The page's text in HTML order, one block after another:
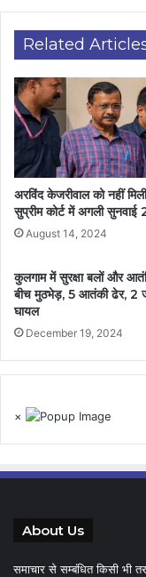
Related
अरविंद केजरीवाल को नहीं
सुप्रीम कोर्ट में अगली सुनवाई
August 14, 2024
कुलगाम में सुरक्षा बलों और
बीच मुठभेड़, 5 आतंकी ढेर, 2
घायल
December 19, 2024
×
About Us
समाचार से सम्बंधित किसी भी